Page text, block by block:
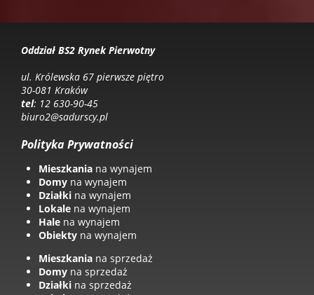
Oddział BS2 Rynek Pierwotny
ul. Królewska 67 pierwsze piętro
30-081 Kraków
tel: 12 630-90-45
biuro2@sadurscy.pl
Polityka Prywatności
Mieszkania na wynajem
Domy na wynajem
Działki na wynajem
Lokale na wynajem
Hale na wynajem
Obiekty na wynajem
Mieszkania na sprzedaż
Domy na sprzedaż
Działki na sprzedaż